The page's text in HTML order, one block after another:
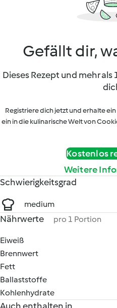
Gefällt dir,
Dieses Rezept und mehr
Registriere dich jetzt und erhalte
ein in die kulinarische Welt von
Kostenlos
Weitere
Schwierigkeitsgrad
medium
Nährwerte pro 1 Portion
Eiweiß
Brennwert
Fett
Ballaststoffe
Kohlenhydrate